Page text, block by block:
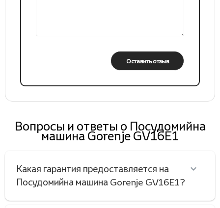
Оставить отзыв
Вопросы и ответы о Посудомийна
машина Gorenje GV16E1
Какая гарантия предоставляется на
Посудомийна машина Gorenje GV16E1?